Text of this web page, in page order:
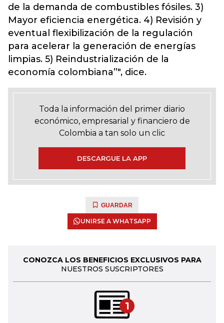
de la demanda de combustibles fósiles. 3)
Mayor eficiencia energética. 4) Revisión y
eventual flexibilización de la regulación
para acelerar la generación de energías
limpias. 5) Reindustrialización de la
economía colombiana”", dice.
Toda la información del primer diario
económico, empresarial y financiero de
Colombia a tan solo un clic
DESCARGUE LA APP
GUARDAR
UNIRSE A WHATSAPP
CONOZCA LOS BENEFICIOS EXCLUSIVOS PARA
NUESTROS SUSCRIPTORES
1